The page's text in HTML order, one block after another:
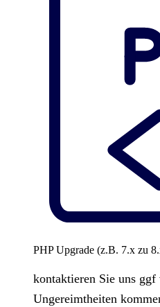
PHP Upgrade (z.B. 7.x zu
kontaktieren Sie uns
Ungereimtheiten